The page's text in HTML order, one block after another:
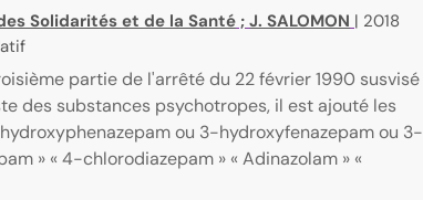
Solidarités et de la Santé ; J. SALOMON | 2018
partie de l'arrêté du 22 février 1990 susvisé
des substances psychotropes, il est ajouté les
ou 3-hydroxyfenazepam ou 3-
» « 4-chlorodiazepam » « Adinazolam » «